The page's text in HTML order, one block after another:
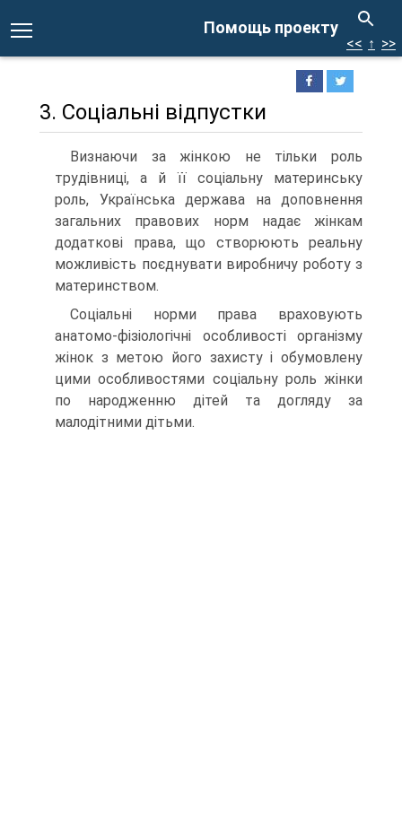
Помощь проекту
<< ↑ >>
3. Соціальні відпустки
Визнаючи за жінкою не тільки роль
трудівниці, а й її соціальну материнську
роль, Українська держава на доповнення
загальних правових норм надає жінкам
додаткові права, що створюють реальну
можливість поєднувати виробничу роботу з
материнством.
Соціальні норми права враховують
анатомо-фізіологічні особливості організму
жінок з метою його захисту і обумовлену
цими особливостями соціальну роль жінки
по народженню дітей та догляду за
малодітними дітьми.